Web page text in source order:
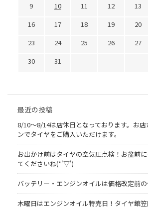
9
10 11 12 13
16
17 18 19 20
23
24 25 26 27
30
31
最近の投稿
8/10～8/14は店休日となっております。お
ンでタイヤをご購入いただけます。
お出かけ前はタイヤの空気圧点検！お盆前
てくださいね(*'▽')
バッテリー・エンジンオイルは価格改定前の
木曜日はエンジンオイル特売日！タイヤ館